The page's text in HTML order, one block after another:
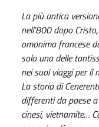
La più antica
nell'800 dopo
omonima francese
solo una delle
nei suoi viaggi per il
La storia di
differenti da paese
cinesi, vietnamite…